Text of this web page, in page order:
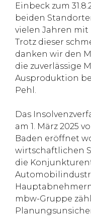
Einbeck zum
beiden
vielen Jahren
Trotz dieser
danken wir den
die zuverlässige
Ausproduktion
Pehl.
Das
am 1. März 2025
Baden eröffnet
wirtschaftlichen
die
mbw-Gruppe